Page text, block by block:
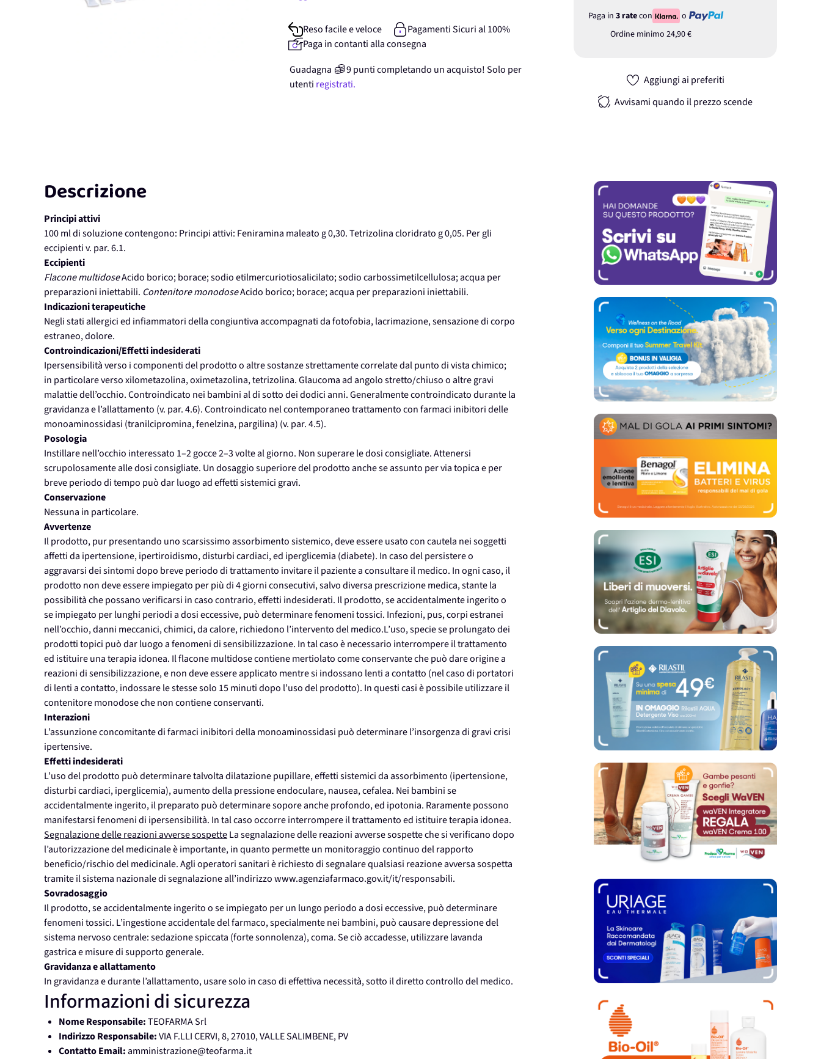
Paga in 3 ratecon
o
Ordine minimo 24,90 €
Aggiungi ai preferiti
Avvisami quando il prezzo scende
Reso facile e veloce
Pagamenti Sicuri al 100%
Paga in contanti alla consegna
Guadagna
9punticompletando un acquisto! Solo per
utenti registrati.
Descrizione
Principi attivi
100 ml di soluzione contengono: Principi attivi: Feniramina maleato g 0,30. Tetrizolina cloridrato g 0,05. Per gli
eccipienti v. par. 6.1.
Eccipienti
Flacone multidoseAcido borico; borace; sodio etilmercuriotiosalicilato; sodio carbossimetilcellulosa; acqua per
preparazioni iniettabili. Contenitore monodoseAcido borico; borace; acqua per preparazioni iniettabili.
Indicazioni terapeutiche
Negli stati allergici ed infiammatori della congiuntiva accompagnati da fotofobia, lacrimazione, sensazione di corpo
estraneo, dolore.
Controindicazioni/Effetti indesiderati
Ipersensibilità verso i componenti del prodotto o altre sostanze strettamente correlate dal punto di vista chimico;
in particolare verso xilometazolina, oximetazolina, tetrizolina. Glaucoma ad angolo stretto/chiuso o altre gravi
malattie dell’occhio. Controindicato nei bambini al di sotto dei dodici anni. Generalmente controindicato durante la
gravidanza e l’allattamento (v. par. 4.6). Controindicato nel contemporaneo trattamento con farmaci inibitori delle
monoaminossidasi (tranilcipromina, fenelzina, pargilina) (v. par. 4.5).
Posologia
Instillare nell’occhio interessato 1–2 gocce 2–3 volte al giorno. Non superare le dosi consigliate. Attenersi
scrupolosamente alle dosi consigliate. Un dosaggio superiore del prodotto anche se assunto per via topica e per
breve periodo di tempo può dar luogo ad effetti sistemici gravi.
Conservazione
Nessuna in particolare.
Avvertenze
Il prodotto, pur presentando uno scarsissimo assorbimento sistemico, deve essere usato con cautela nei soggetti
affetti da ipertensione, ipertiroidismo, disturbi cardiaci, ed iperglicemia (diabete). In caso del persistere o
aggravarsi dei sintomi dopo breve periodo di trattamento invitare il paziente a consultare il medico. In ogni caso, il
prodotto non deve essere impiegato per più di 4 giorni consecutivi, salvo diversa prescrizione medica, stante la
possibilità che possano verificarsi in caso contrario, effetti indesiderati. Il prodotto, se accidentalmente ingerito o
se impiegato per lunghi periodi a dosi eccessive, può determinare fenomeni tossici. Infezioni, pus, corpi estranei
nell’occhio, danni meccanici, chimici, da calore, richiedono l’intervento del medico.L’uso, specie se prolungato dei
prodotti topici può dar luogo a fenomeni di sensibilizzazione. In tal caso è necessario interrompere il trattamento
ed istituire una terapia idonea. Il flacone multidose contiene mertiolato come conservante che può dare origine a
reazioni di sensibilizzazione, e non deve essere applicato mentre si indossano lenti a contatto (nel caso di portatori
di lenti a contatto, indossare le stesse solo 15 minuti dopo l’uso del prodotto). In questi casi è possibile utilizzare il
contenitore monodose che non contiene conservanti.
Interazioni
L’assunzione concomitante di farmaci inibitori della monoaminossidasi può determinare l’insorgenza di gravi crisi
ipertensive.
Effetti indesiderati
L’uso del prodotto può determinare talvolta dilatazione pupillare, effetti sistemici da assorbimento (ipertensione,
disturbi cardiaci, iperglicemia), aumento della pressione endoculare, nausea, cefalea. Nei bambini se
accidentalmente ingerito, il preparato può determinare sopore anche profondo, ed ipotonia. Raramente possono
manifestarsi fenomeni di ipersensibilità. In tal caso occorre interrompere il trattamento ed istituire terapia idonea.
Segnalazione delle reazioni avverse sospetteLa segnalazione delle reazioni avverse sospette che si verificano dopo
l’autorizzazione del medicinale è importante, in quanto permette un monitoraggio continuo del rapporto
beneficio/rischio del medicinale. Agli operatori sanitari è richiesto di segnalare qualsiasi reazione avversa sospetta
tramite il sistema nazionale di segnalazione all’indirizzo www.agenziafarmaco.gov.it/it/responsabili.
Sovradosaggio
Il prodotto, se accidentalmente ingerito o se impiegato per un lungo periodo a dosi eccessive, può determinare
fenomeni tossici. L’ingestione accidentale del farmaco, specialmente nei bambini, può causare depressione del
sistema nervoso centrale: sedazione spiccata (forte sonnolenza), coma. Se ciò accadesse, utilizzare lavanda
gastrica e misure di supporto generale.
Gravidanza e allattamento
In gravidanza e durante l’allattamento, usare solo in caso di effettiva necessità, sotto il diretto controllo del medico.
Informazioni di sicurezza
Nome Responsabile:TEOFARMA Srl
Indirizzo Responsabile:VIA F.LLI CERVI, 8, 27010, VALLE SALIMBENE, PV
Contatto Email:amministrazione@teofarma.it